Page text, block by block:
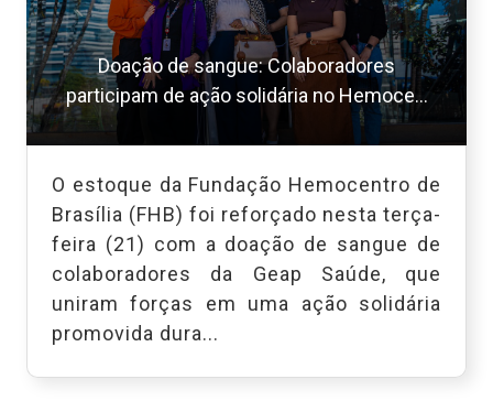
Doação de sangue: Colaboradores
participam de ação solidária no Hemoce...
O estoque da Fundação Hemocentro de
Brasília (FHB) foi reforçado nesta terça-
feira (21) com a doação de sangue de
colaboradores da Geap Saúde, que
uniram forças em uma ação solidária
promovida dura...